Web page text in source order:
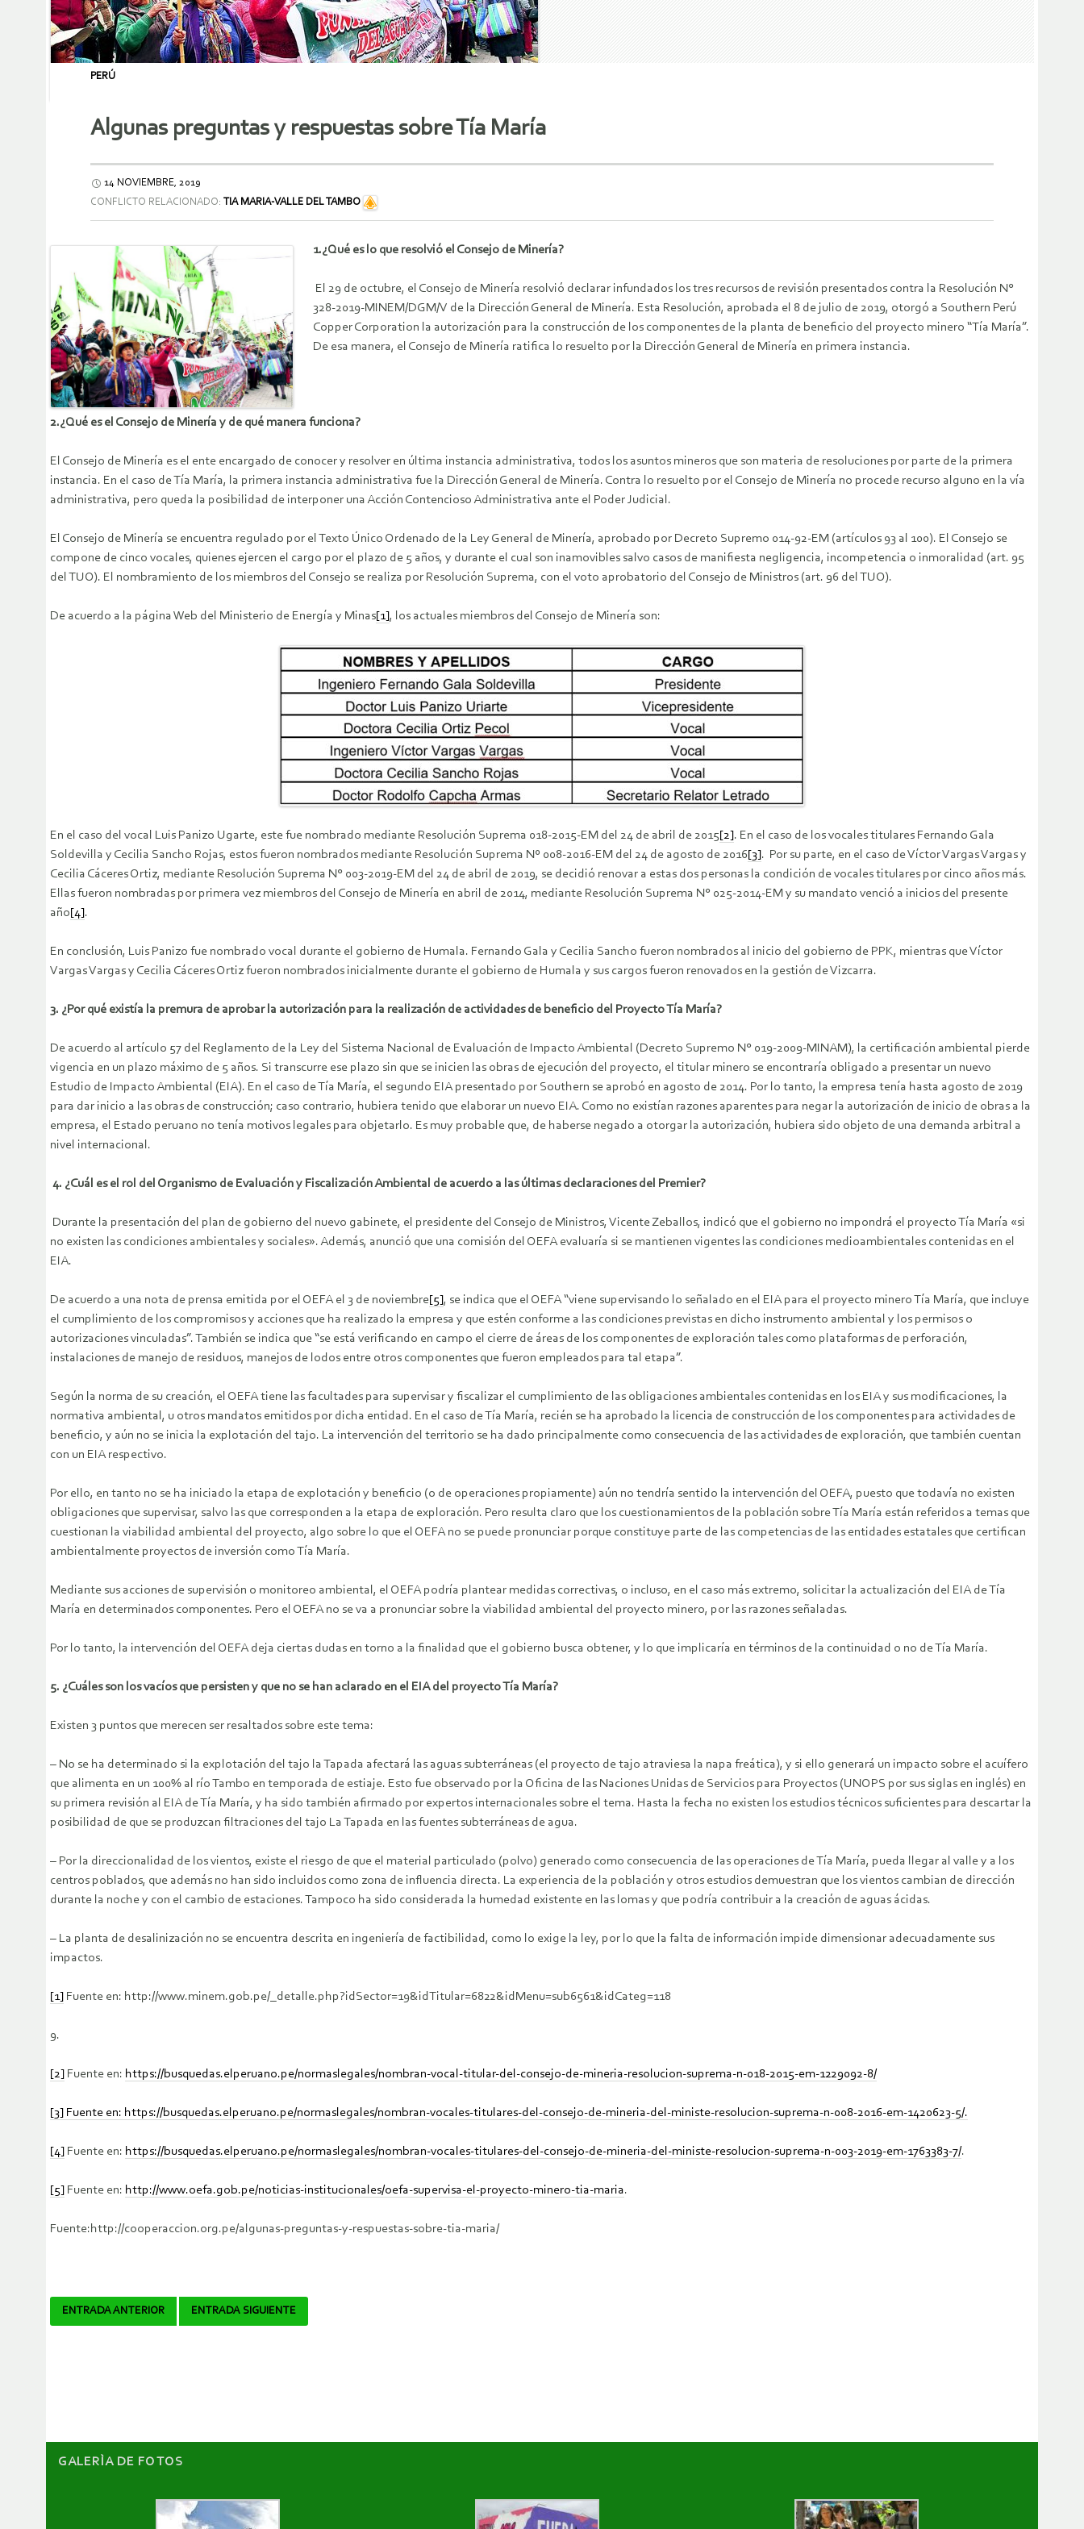
PERÚ
Algunas preguntas y respuestas sobre Tía María
14 NOVIEMBRE, 2019
CONFLICTO RELACIONADO:
TIA MARIA-VALLE DEL TAMBO
1.¿Qué es lo que resolvió el Consejo de Minería?
El 29 de octubre, el Consejo de Minería resolvió declarar infundados los tres recursos de revisión presentados contra la Resolución N°
328-2019-MINEM/DGM/V de la Dirección General de Minería. Esta Resolución, aprobada el 8 de julio de 2019, otorgó a Southern Perú
Copper Corporation la autorización para la construcción de los componentes de la planta de beneficio del proyecto minero “Tía María”.
De esa manera, el Consejo de Minería ratifica lo resuelto por la Dirección General de Minería en primera instancia.
2.¿Qué es el Consejo de Minería y de qué manera funciona?
El Consejo de Minería es el ente encargado de conocer y resolver en última instancia administrativa, todos los asuntos mineros que son materia de resoluciones por parte de la primera
instancia. En el caso de Tía María, la primera instancia administrativa fue la Dirección General de Minería. Contra lo resuelto por el Consejo de Minería no procede recurso alguno en la vía
administrativa, pero queda la posibilidad de interponer una Acción Contencioso Administrativa ante el Poder Judicial.
El Consejo de Minería se encuentra regulado por el Texto Único Ordenado de la Ley General de Minería, aprobado por Decreto Supremo 014-92-EM (artículos 93 al 100). El Consejo se
compone de cinco vocales, quienes ejercen el cargo por el plazo de 5 años, y durante el cual son inamovibles salvo casos de manifiesta negligencia, incompetencia o inmoralidad (art. 95
del TUO). El nombramiento de los miembros del Consejo se realiza por Resolución Suprema, con el voto aprobatorio del Consejo de Ministros (art. 96 del TUO).
De acuerdo a la página Web del Ministerio de Energía y Minas[1], los actuales miembros del Consejo de Minería son:
En el caso del vocal Luis Panizo Ugarte, este fue nombrado mediante Resolución Suprema 018-2015-EM del 24 de abril de 2015[2]. En el caso de los vocales titulares Fernando Gala
Soldevilla y Cecilia Sancho Rojas, estos fueron nombrados mediante Resolución Suprema Nº 008-2016-EM del 24 de agosto de 2016[3]. Por su parte, en el caso de Víctor Vargas Vargas y
Cecilia Cáceres Ortiz, mediante Resolución Suprema N° 003-2019-EM del 24 de abril de 2019, se decidió renovar a estas dos personas la condición de vocales titulares por cinco años más.
Ellas fueron nombradas por primera vez miembros del Consejo de Minería en abril de 2014, mediante Resolución Suprema N° 025-2014-EM y su mandato venció a inicios del presente
año[4].
En conclusión, Luis Panizo fue nombrado vocal durante el gobierno de Humala. Fernando Gala y Cecilia Sancho fueron nombrados al inicio del gobierno de PPK, mientras que Víctor
Vargas Vargas y Cecilia Cáceres Ortiz fueron nombrados inicialmente durante el gobierno de Humala y sus cargos fueron renovados en la gestión de Vizcarra.
3. ¿Por qué existía la premura de aprobar la autorización para la realización de actividades de beneficio del Proyecto Tía María?
De acuerdo al artículo 57 del Reglamento de la Ley del Sistema Nacional de Evaluación de Impacto Ambiental (Decreto Supremo N° 019-2009-MINAM), la certificación ambiental pierde
vigencia en un plazo máximo de 5 años. Si transcurre ese plazo sin que se inicien las obras de ejecución del proyecto, el titular minero se encontraría obligado a presentar un nuevo
Estudio de Impacto Ambiental (EIA). En el caso de Tía María, el segundo EIA presentado por Southern se aprobó en agosto de 2014. Por lo tanto, la empresa tenía hasta agosto de 2019
para dar inicio a las obras de construcción; caso contrario, hubiera tenido que elaborar un nuevo EIA. Como no existían razones aparentes para negar la autorización de inicio de obras a la
empresa, el Estado peruano no tenía motivos legales para objetarlo. Es muy probable que, de haberse negado a otorgar la autorización, hubiera sido objeto de una demanda arbitral a
nivel internacional.
4. ¿Cuál es el rol del Organismo de Evaluación y Fiscalización Ambiental de acuerdo a las últimas declaraciones del Premier?
Durante la presentación del plan de gobierno del nuevo gabinete, el presidente del Consejo de Ministros, Vicente Zeballos, indicó que el gobierno no impondrá el proyecto Tía María «si
no existen las condiciones ambientales y sociales». Además, anunció que una comisión del OEFA evaluaría si se mantienen vigentes las condiciones medioambientales contenidas en el
EIA.
De acuerdo a una nota de prensa emitida por el OEFA el 3 de noviembre[5], se indica que el OEFA “viene supervisando lo señalado en el EIA para el proyecto minero Tía María, que incluye
el cumplimiento de los compromisos y acciones que ha realizado la empresa y que estén conforme a las condiciones previstas en dicho instrumento ambiental y los permisos o
autorizaciones vinculadas”. También se indica que “se está verificando en campo el cierre de áreas de los componentes de exploración tales como plataformas de perforación,
instalaciones de manejo de residuos, manejos de lodos entre otros componentes que fueron empleados para tal etapa”.
Según la norma de su creación, el OEFA tiene las facultades para supervisar y fiscalizar el cumplimiento de las obligaciones ambientales contenidas en los EIA y sus modificaciones, la
normativa ambiental, u otros mandatos emitidos por dicha entidad. En el caso de Tía María, recién se ha aprobado la licencia de construcción de los componentes para actividades de
beneficio, y aún no se inicia la explotación del tajo. La intervención del territorio se ha dado principalmente como consecuencia de las actividades de exploración, que también cuentan
con un EIA respectivo.
Por ello, en tanto no se ha iniciado la etapa de explotación y beneficio (o de operaciones propiamente) aún no tendría sentido la intervención del OEFA, puesto que todavía no existen
obligaciones que supervisar, salvo las que corresponden a la etapa de exploración. Pero resulta claro que los cuestionamientos de la población sobre Tía María están referidos a temas que
cuestionan la viabilidad ambiental del proyecto, algo sobre lo que el OEFA no se puede pronunciar porque constituye parte de las competencias de las entidades estatales que certifican
ambientalmente proyectos de inversión como Tía María.
Mediante sus acciones de supervisión o monitoreo ambiental, el OEFA podría plantear medidas correctivas, o incluso, en el caso más extremo, solicitar la actualización del EIA de Tía
María en determinados componentes. Pero el OEFA no se va a pronunciar sobre la viabilidad ambiental del proyecto minero, por las razones señaladas.
Por lo tanto, la intervención del OEFA deja ciertas dudas en torno a la finalidad que el gobierno busca obtener, y lo que implicaría en términos de la continuidad o no de Tía María.
5. ¿Cuáles son los vacíos que persisten y que no se han aclarado en el EIA del proyecto Tía María?
Existen 3 puntos que merecen ser resaltados sobre este tema:
– No se ha determinado si la explotación del tajo la Tapada afectará las aguas subterráneas (el proyecto de tajo atraviesa la napa freática), y si ello generará un impacto sobre el acuífero
que alimenta en un 100% al río Tambo en temporada de estiaje. Esto fue observado por la Oficina de las Naciones Unidas de Servicios para Proyectos (UNOPS por sus siglas en inglés) en
su primera revisión al EIA de Tía María, y ha sido también afirmado por expertos internacionales sobre el tema. Hasta la fecha no existen los estudios técnicos suficientes para descartar la
posibilidad de que se produzcan filtraciones del tajo La Tapada en las fuentes subterráneas de agua.
– Por la direccionalidad de los vientos, existe el riesgo de que el material particulado (polvo) generado como consecuencia de las operaciones de Tía María, pueda llegar al valle y a los
centros poblados, que además no han sido incluidos como zona de influencia directa. La experiencia de la población y otros estudios demuestran que los vientos cambian de dirección
durante la noche y con el cambio de estaciones. Tampoco ha sido considerada la humedad existente en las lomas y que podría contribuir a la creación de aguas ácidas.
– La planta de desalinización no se encuentra descrita en ingeniería de factibilidad, como lo exige la ley, por lo que la falta de información impide dimensionar adecuadamente sus
impactos.
[1] Fuente en: http://www.minem.gob.pe/_detalle.php?idSector=19&idTitular=6822&idMenu=sub6561&idCateg=118
9.
[2] Fuente en: https://busquedas.elperuano.pe/normaslegales/nombran-vocal-titular-del-consejo-de-mineria-resolucion-suprema-n-018-2015-em-1229092-8/
[3] Fuente en: https://busquedas.elperuano.pe/normaslegales/nombran-vocales-titulares-del-consejo-de-mineria-del-ministe-resolucion-suprema-n-008-2016-em-1420623-5/.
[4] Fuente en: https://busquedas.elperuano.pe/normaslegales/nombran-vocales-titulares-del-consejo-de-mineria-del-ministe-resolucion-suprema-n-003-2019-em-1763383-7/.
[5] Fuente en: http://www.oefa.gob.pe/noticias-institucionales/oefa-supervisa-el-proyecto-minero-tia-maria.
Fuente:http://cooperaccion.org.pe/algunas-preguntas-y-respuestas-sobre-tia-maria/
Navegador
ENTRADA ANTERIOR ENTRADA SIGUIENTE
GALERÌA DE FOTOS